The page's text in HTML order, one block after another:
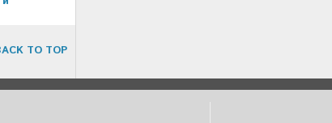
TO TOP